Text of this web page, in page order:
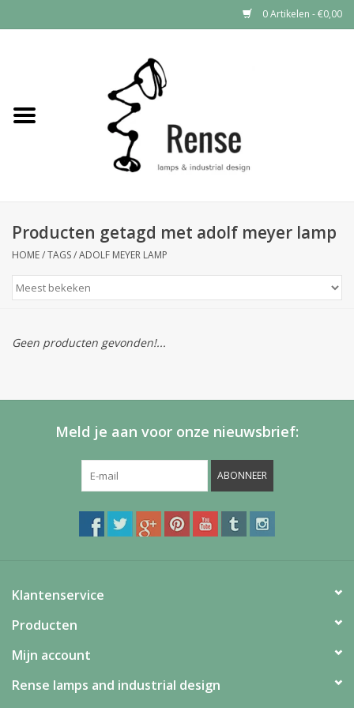
0 Artikelen - €0,00
Industrial lamps
Producten getagd met adolf meyer lamp
HOME/TAGS/ADOLF MEYER LAMP
Geen producten gevonden!...
Meld je aan voor onze nieuwsbrief:
ABONNEER
Klantenservice
Producten
Mijn account
Rense lamps and industrial design